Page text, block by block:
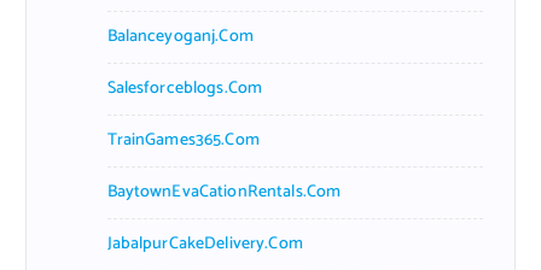
Balanceyoganj.com
Salesforceblogs.com
TrainGames365.com
BaytownEvaCationRentals.com
JabalpurCakeDelivery.com